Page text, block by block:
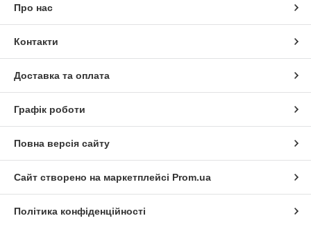
Про нас
Контакти
Доставка та оплата
Графік роботи
Повна версія сайту
Сайт створено на маркетплейсі Prom.ua
Політика конфіденційності